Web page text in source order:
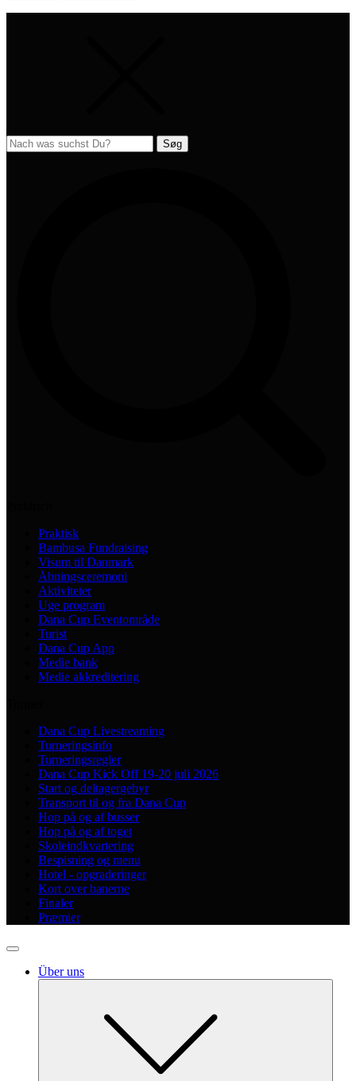
Praktisk
Bambusa Fundraising
Visum til Danmark
Åbningsceremoni
Aktiviteter
Uge program
Dana Cup Eventområde
Turist
Dana Cup App
Medie bank
Medie akkreditering
Dana Cup Livestreaming
Turneringsinfo
Turneringsregler
Dana Cup Kick Off 19-20 juli 2026
Start og deltagergebyr
Transport til og fra Dana Cup
Hop på og af busser
Hop på og af toget
Skoleindkvartering
Bespisning og menu
Hotel - opgraderinger
Kort over banerne
Finaler
Præmier
Über uns